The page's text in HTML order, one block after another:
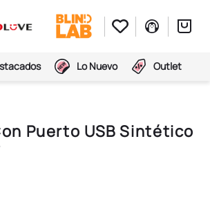
Lo Nuevo Outlet
Puerto USB Sintético